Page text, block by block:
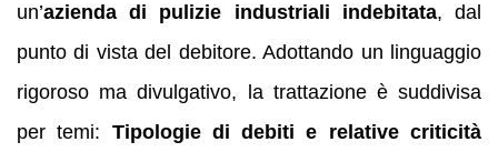
un’azienda di pulizie industriali indebitata, dal
punto di vista del debitore. Adottando un linguaggio
rigoroso ma divulgativo, la trattazione è suddivisa
per temi: Tipologie di debiti e relative criticità